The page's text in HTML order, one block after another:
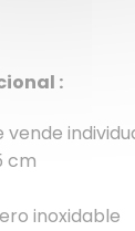
:
vende
cm
inoxidable